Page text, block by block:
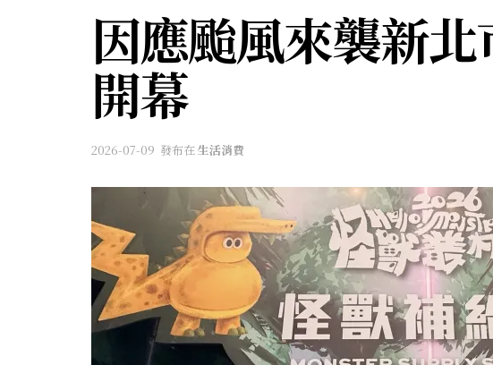
因應颱風來襲新
開幕
2026-07-09 發布在生活消費